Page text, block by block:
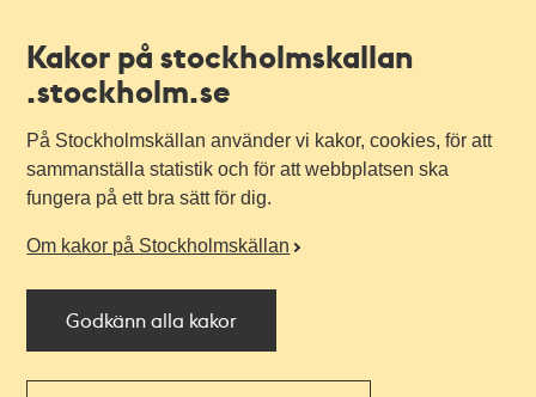
Kakor på stockholmskallan
.stockholm.se
På Stockholmskällan använder vi kakor, cookies, för att
sammanställa statistik och för att webbplatsen ska
fungera på ett bra sätt för dig.
Om kakor på Stockholmskällan
Godkänn alla kakor